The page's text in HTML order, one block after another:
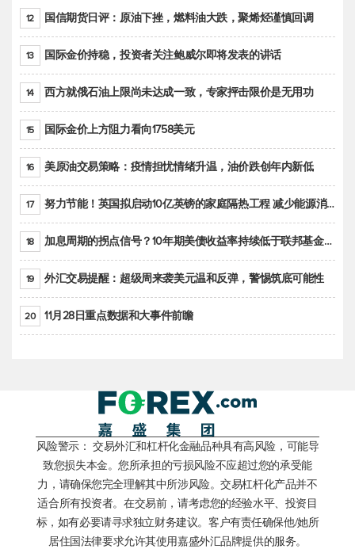
12 国信期货日评：原油下挫，燃料油大跌，聚烯烃谨慎回调
13 国际金价持稳，投资者关注鲍威尔即将发表的讲话
14 西方就俄石油上限尚未达成一致，专家抨击限价是无用功
15 国际金价上方阻力看向1758美元
16 美原油交易策略：疫情担忧情绪升温，油价跌创年内新低
17 努力节能！英国拟启动10亿英镑的家庭隔热工程 减少能源消耗
18 加息周期的拐点信号？10年期美债收益率持续低于联邦基金利率目标区间
19 外汇交易提醒：超级周来袭美元温和反弹，警惕筑底可能性
20 11月28日重点数据和大事件前瞻
风险警示： 交易外汇和杠杆化金融品种具有高风险，可能导
致您损失本金。您所承担的亏损风险不应超过您的承受能
力，请确保您完全理解其中所涉风险。交易杠杆化产品并不
适合所有投资者。在交易前，请考虑您的经验水平、投资目
标，如有必要请寻求独立财务建议。客户有责任确保他/她所
居住国法律要求允许其使用嘉盛外汇品牌提供的服务。